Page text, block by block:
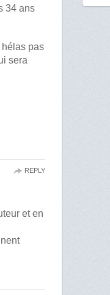
34 ans
hélas pas
sera
et en
REPLY